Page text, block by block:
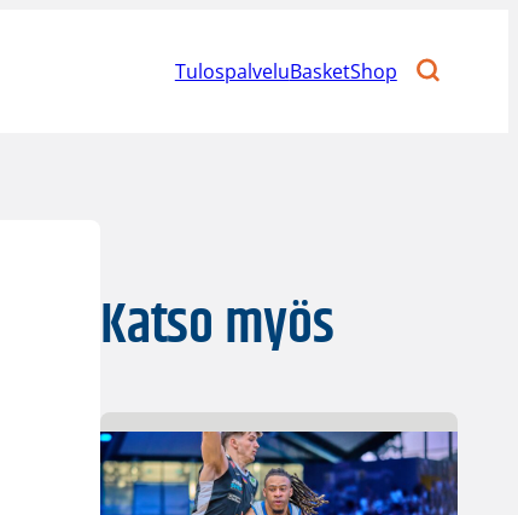
TulospalveluBasketShop
Katso myös